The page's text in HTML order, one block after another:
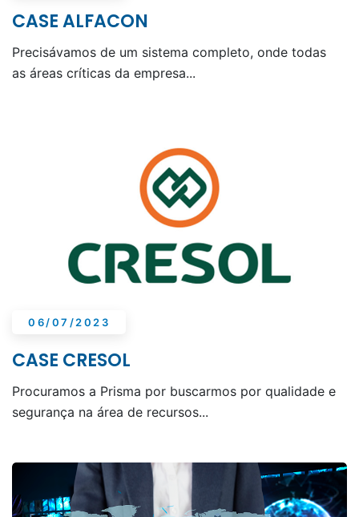
CASE ALFACON
Precisávamos de um sistema completo, onde todas
as áreas críticas da empresa...
06/07/2023
CASE CRESOL
Procuramos a Prisma por buscarmos por qualidade e
segurança na área de recursos...